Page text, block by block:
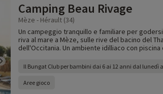
Camping Beau Rivage
Mèze - Hérault (34)
Un campeggio tranquillo e familiare per
riva al mare a Mèze, sulle rive del bacino del
dell'Occitania. Un ambiente idilliaco con
Il Bungat Club per bambini dai 6 ai 12 anni dal lunedì
Aree gioco